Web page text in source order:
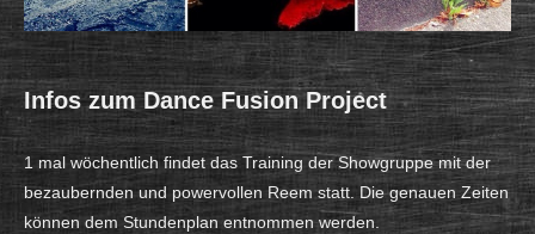
Infos zum Dance Fusion Project
1 mal wöchentlich findet das Training der Showgruppe mit der
bezaubernden und powervollen Reem statt. Die genauen Zeiten
können dem Stundenplan entnommen werden.